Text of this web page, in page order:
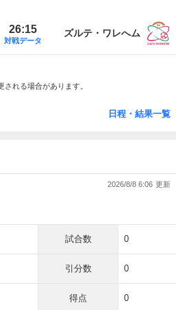
26:15
対戦データ
ズルテ・ワレへム
れる場合があります。
日程・結果一覧
2026/8/8 6:06
試合数 0
引分数 0
得点 0